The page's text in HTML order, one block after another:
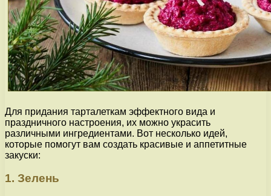
Для придания тарталеткам эффектного вида и
праздничного настроения, их можно украсить
различными ингредиентами. Вот несколько идей,
которые помогут вам создать красивые и аппетитные
закуски:
1. Зелень